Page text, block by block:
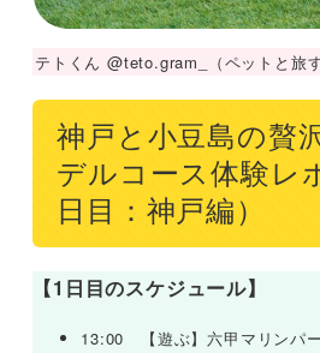
テトくん @teto.gram_（ペットと旅
神戸と小豆島の贅
デルコース体験レ
日目：神戸編）
【1日目のスケジュール】
13:00 【遊ぶ】六甲マリンパ